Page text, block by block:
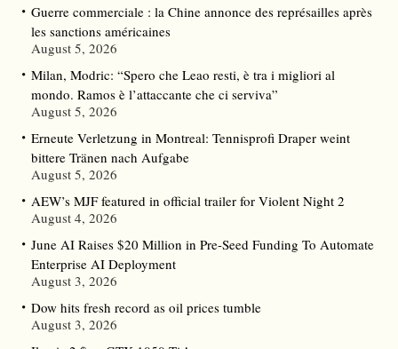
Guerre commerciale : la Chine annonce des représailles après
les sanctions américaines
August 5, 2026
Milan, Modric: “Spero che Leao resti, è tra i migliori al
mondo. Ramos è l’attaccante che ci serviva”
August 5, 2026
Erneute Verletzung in Montreal: Tennisprofi Draper weint
bittere Tränen nach Aufgabe
August 5, 2026
AEW’s MJF featured in official trailer for Violent Night 2
August 4, 2026
June AI Raises $20 Million in Pre-Seed Funding To Automate
Enterprise AI Deployment
August 3, 2026
Dow hits fresh record as oil prices tumble
August 3, 2026